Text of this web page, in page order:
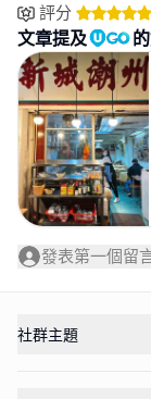
評分
文章提及
發表第一個留
社群主題